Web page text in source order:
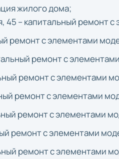
жилого дома;
45 – капитальный ремонт
ремонт с элементами
ремонт с
ремонт с элементами
ремонт с элементами
ремонт с элементами
ремонт с элементами
ремонт с элементами